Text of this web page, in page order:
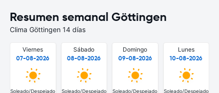
Resumen semanal Göttingen
Clima Göttingen 14 días
Viernes
07-08-2026
Soleado/Despejado
Sábado
08-08-2026
Soleado/Despejado
Domingo
09-08-2026
Soleado/Despejado
Lunes
10-08-2026
Soleado/Despejado